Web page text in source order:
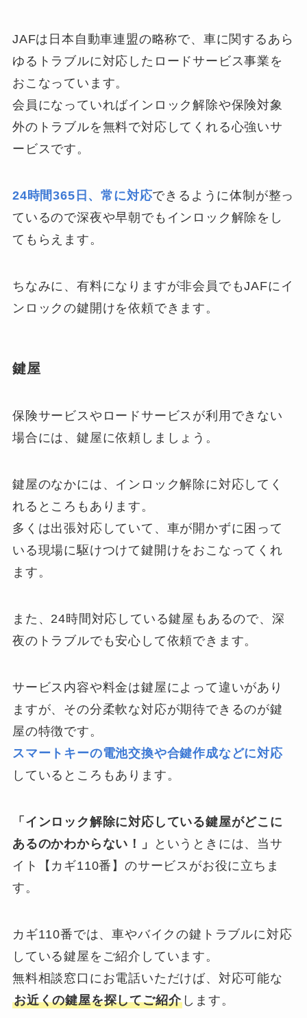
JAFは日本自動車連盟の略称で、車に関するあら
ゆるトラブルに対応したロードサービス事業を
おこなっています。
会員になっていればインロック解除や保険対象
外のトラブルを無料で対応してくれる心強いサ
ービスです。
24時間365日、常に対応できるように体制が整っ
ているので深夜や早朝でもインロック解除をし
てもらえます。
ちなみに、有料になりますが非会員でもJAFにイ
ンロックの鍵開けを依頼できます。
鍵屋
保険サービスやロードサービスが利用できない
場合には、鍵屋に依頼しましょう。
鍵屋のなかには、インロック解除に対応してく
れるところもあります。
多くは出張対応していて、車が開かずに困って
いる現場に駆けつけて鍵開けをおこなってくれ
ます。
また、24時間対応している鍵屋もあるので、深
夜のトラブルでも安心して依頼できます。
サービス内容や料金は鍵屋によって違いがあり
ますが、その分柔軟な対応が期待できるのが鍵
屋の特徴です。
スマートキーの電池交換や合鍵作成などに対応
しているところもあります。
「インロック解除に対応している鍵屋がどこに
あるのかわからない！」
というときには、当サ
イト【カギ110番】のサービスがお役に立ちま
す。
カギ110番では、車やバイクの鍵トラブルに対応
している鍵屋をご紹介しています。
無料相談窓口にお電話いただけば、対応可能な
お近くの鍵屋を探してご紹介 します。